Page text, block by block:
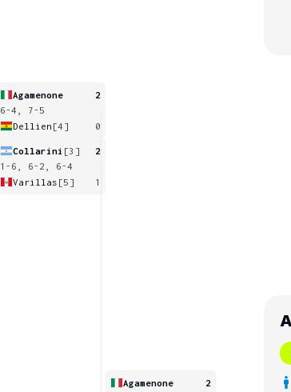
Agamenone
2
6-4, 7-5
Dellien [4] 0
Collarini [3]
2
1-6, 6-2, 6-4
Varillas [5] 1
Agamenone
2